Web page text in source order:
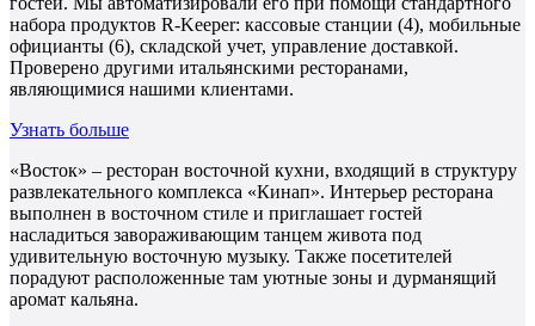
набора продуктов R-Keeper: кассовые станции (4), мобильные
официанты (6), складской учет, управление доставкой.
Проверено другими итальянскими ресторанами,
являющимися нашими клиентами.
Узнать больше
«Восток» – ресторан восточной кухни, входящий в структуру
развлекательного комплекса «Кинап». Интерьер ресторана
выполнен в восточном стиле и приглашает гостей
насладиться завораживающим танцем живота под
удивительную восточную музыку. Также посетителей
порадуют расположенные там уютные зоны и дурманящий
аромат кальяна.